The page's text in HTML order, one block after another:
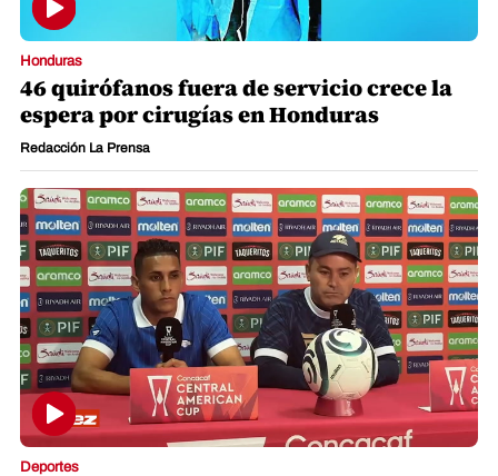
Honduras
46 quirófanos fuera de servicio crece la
espera por cirugías en Honduras
Redacción La Prensa
Deportes